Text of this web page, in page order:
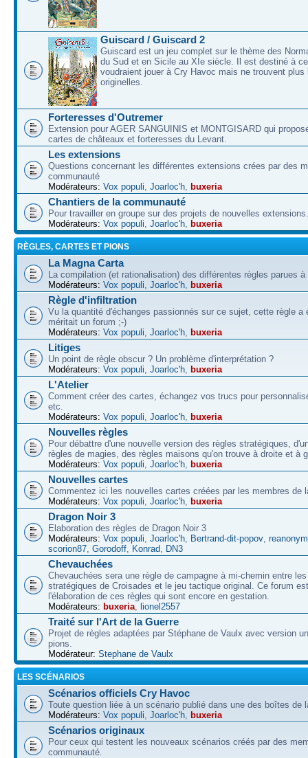
Guiscard / Guiscard 2
Guiscard est un jeu complet sur le thème des
du Sud et en Sicile au XIe siècle. Il est destiné à
voudraient jouer à Cry Havoc mais ne trouvent
originelles.
Forteresses d'Outremer
Extension pour AGER SANGUINIS et MONTGISARD qui
cartes de châteaux et forteresses du Levant.
Les extensions
Questions concernant les différentes extensions crées par des
communauté
Modérateurs: Vox populi, Joarloc'h, buxeria
Chantiers de la communauté
Pour travailler en groupe sur des projets de nouvelles extensions.
Modérateurs: Vox populi, Joarloc'h, buxeria
RÈGLES, CARTES ET PIONS
La Magna Carta
La compilation (et rationalisation) des différentes règles parues à
Modérateurs: Vox populi, Joarloc'h, buxeria
Règle d'infiltration
Vu la quantité d'échanges passionnés sur ce sujet, cette règle a
méritait un forum ;-)
Modérateurs: Vox populi, Joarloc'h, buxeria
Litiges
Un point de règle obscur ? Un problème d'interprétation ?
Modérateurs: Vox populi, Joarloc'h, buxeria
L'Atelier
Comment créer des cartes, échangez vos trucs pour
etc.
Modérateurs: Vox populi, Joarloc'h, buxeria
Nouvelles règles
Pour débattre d'une nouvelle version des règles stratégiques,
règles de magies, des règles maisons qu'on trouve à droite et à
Modérateurs: Vox populi, Joarloc'h, buxeria
Nouvelles cartes
Commentez ici les nouvelles cartes créées par les membres de
Modérateurs: Vox populi, Joarloc'h, buxeria
Dragon Noir 3
Elaboration des règles de Dragon Noir 3
Modérateurs: Vox populi, Joarloc'h, Bertrand-dit-popov,
scorion87, Gorodoff, Konrad, DN3
Chevauchées
Chevauchées sera une règle de campagne à mi-chemin entre
stratégiques de Croisades et le jeu tactique original. Ce forum
l'élaboration de ces règles qui sont encore en gestation.
Modérateurs: buxeria, lionel2557
Traité sur l'Art de la Guerre
Projet de règles adaptées par Stéphane de Vaulx avec version
pions.
Modérateur: Stephane de Vaulx
LES SCÉNARIOS
Scénarios officiels Cry Havoc
Toute question liée à un scénario publié dans une des boîtes de
Modérateurs: Vox populi, Joarloc'h, buxeria
Scénarios originaux
Pour ceux qui testent les nouveaux scénarios créés par des
communauté.